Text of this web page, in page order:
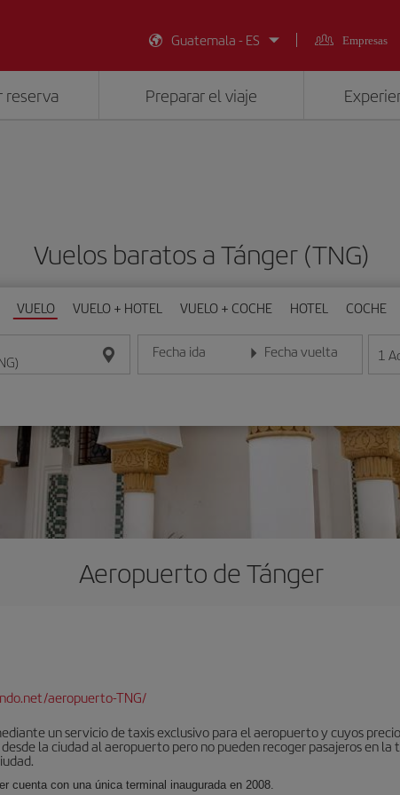
Guatemala - ES
Empresas
reserva Preparar el viaje
Vuelos baratos a Tánger (TNG)
VUELO VUELO + HOTEL VUELO + COCHE HOTEL COCHE
Fecha ida
Introduce la fecha en formato día/mes/año
Fecha vuelta
Introduce la fecha en 1
Aeropuerto de Tánger
aeropuerto-TNG/
un servicio de taxis exclusivo para el aeropuerto y cuyos
la ciudad al aeropuerto pero no pueden recoger pasajeros en
cuenta con una única terminal inaugurada en 2008.